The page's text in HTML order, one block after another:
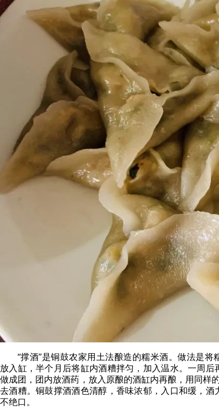
“撑酒”是铜鼓农家用土法酿造的糯米酒。做法是
放入缸，半个月后将缸内酒糟拌匀，加入温水。一周后
做成团，团内放酒药，放入原酿的酒缸内再酿，用同样
去酒糟。铜鼓撑酒酒色清醇，香味浓郁，入口和缓，酒
不绝口。